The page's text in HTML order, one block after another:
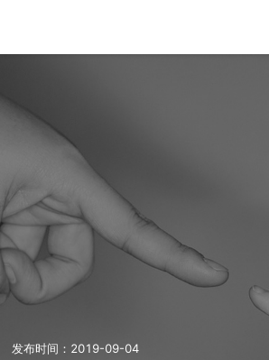
发布时间：2019-09-04